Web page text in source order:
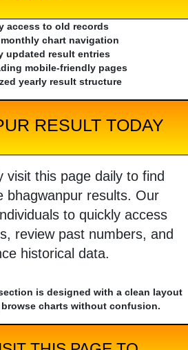
access to old records
chart navigation
updated result entries
mobile-friendly pages
yearly result structure
RESULT TODAY
visit this page daily to find
bhagwanpur results. Our
to quickly access
review past numbers, and
historical data.
is designed with a clean layout
charts without confusion.